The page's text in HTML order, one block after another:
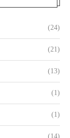
(24)
(21)
(13)
(1)
(1)
(14)